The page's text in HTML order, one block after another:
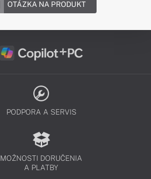
OTÁZKA NA PRODUKT
PODPORA A SERVIS
MOŽNOSTI DORUČENIA
A PLATBY